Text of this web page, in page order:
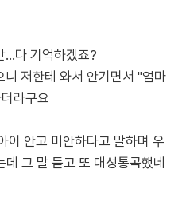
...다 기억하겠죠?
저한테 와서 안기면서 "엄마
라구요
이 안고 미안하다고 말하며 우
그 말 듣고 또 대성통곡했네